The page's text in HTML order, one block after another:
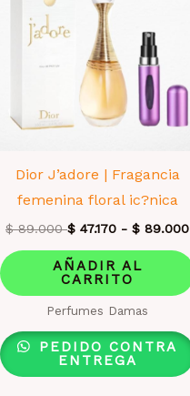
Dior J’adore | Fragancia
femenina floral ic?nica
$89.000 $ 47.170 - $ 89.000
AÑADIR AL
CARRITO
Perfumes Damas
PEDIDO CONTRA
ENTREGA